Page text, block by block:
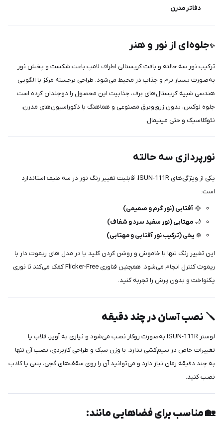
دفاتر مدرن
✨جلوه‌ای از نور و هنر
ترکیب نور سه حالته و بافت کریستالی اطراف لامپ باعث شکست و پخش نور
به‌صورت بسیار نرم و جذاب در محیط می‌شود. طراحی برجسته مرکز با الگویی
هندسی شبیه کریستال‌های برف، جذابیت این محصول را دوچندان کرده است.
جلوه لوکس، بدون زرق‌وبرق مصنوعی و هماهنگ با دکوراسیون‌های مدرن،
نئوکلاسیک و حتی مینیمال.
نورپردازی سه حالته
یکی از ویژگی‌های ISUN-111R، قابلیت تغییر رنگ نور در سه طیف استاندارد
است:
🌞آفتابی (نور گرم و صمیمی)
🌙مهتابی (نور سفید سرد و شفاف)
❄️ یخی (ترکیب نور آفتابی و مهتابی)
این تغییر رنگ تنها با خاموش و روشن کردن کلید یا در مدل های ریموت دار با
ریموت کنترل انجام می‌شود. همچنین فناوری Flicker-Free کمک می‌کند تا نوری
یکنواخت و بدون پرش را تجربه کنید.
🪛 نصب آسان در چند دقیقه
لوستر ISUN-111R به‌صورت روکار نصب می‌شود و نیازی به آویز، قلاب یا
تغییرات خاص در سیم‌کشی ندارد. با وزن سبک و طراحی کاربردی، نصب آن تنها
به چند دقیقه زمان نیاز دارد و می‌توانید آن را روی سقف‌های گچی، بتنی یا کاذب
نصب کنید.
🏡 مناسب برای فضاهایی مانند: